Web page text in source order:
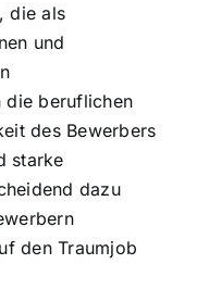
die als
und
die beruflichen
des Bewerbers
starke
dazu
den Traumjob